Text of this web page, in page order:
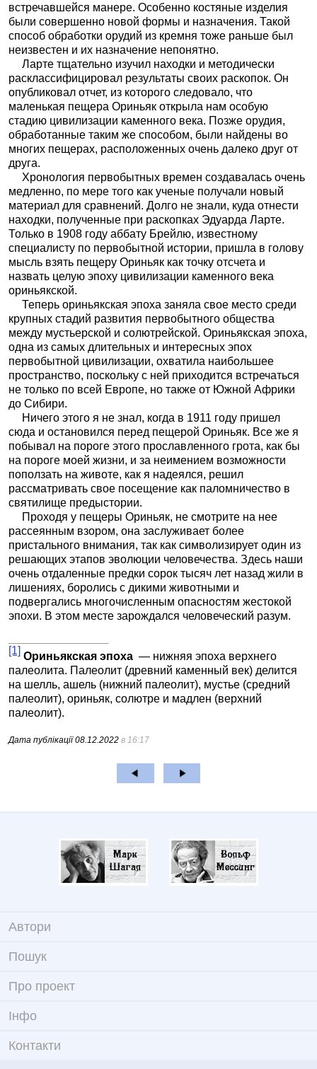
встречавшейся манере. Особенно костяные изделия
были совершенно новой формы и назначения. Такой
способ обработки орудий из кремня тоже раньше был
неизвестен и их назначение непонятно.
Ларте тщательно изучил находки и методически
расклассифицировал результаты своих раскопок. Он
опубликовал отчет, из которого следовало, что
маленькая пещера Ориньяк открыла нам особую
стадию цивилизации каменного века. Позже орудия,
обработанные таким же способом, были найдены во
многих пещерах, расположенных очень далеко друг от
друга.
Хронология первобытных времен создавалась очень
медленно, по мере того как ученые получали новый
материал для сравнений. Долго не знали, куда отнести
находки, полученные при раскопках Эдуарда Ларте.
Только в 1908 году аббату Брейлю, известному
специалисту по первобытной истории, пришла в голову
мысль взять пещеру Ориньяк как точку отсчета и
назвать целую эпоху цивилизации каменного века
ориньякской.
Теперь ориньякская эпоха заняла свое место среди
крупных стадий развития первобытного общества
между мустьерской и солютрейской. Ориньякская эпоха,
одна из самых длительных и интересных эпох
первобытной цивилизации, охватила наибольшее
пространство, поскольку с ней приходится встречаться
не только по всей Европе, но также от Южной Африки
до Сибири.
Ничего этого я не знал, когда в 1911 году пришел
сюда и остановился перед пещерой Ориньяк. Все же я
побывал на пороге этого прославленного грота, как бы
на пороге моей жизни, и за неимением возможности
поползать на животе, как я надеялся, решил
рассматривать свое посещение как паломничество в
святилище предыстории.
Проходя у пещеры Ориньяк, не смотрите на нее
рассеянным взором, она заслуживает более
пристального внимания, так как символизирует один из
решающих этапов эволюции человечества. Здесь наши
очень отдаленные предки сорок тысяч лет назад жили в
лишениях, боролись с дикими животными и
подвергались многочисленным опасностям жестокой
эпохи. В этом месте зарождался человеческий разум.
[1] Ориньякская эпоха — нижняя эпоха верхнего
палеолита. Палеолит (древний каменный век) делится
на шелль, ашель (нижний палеолит), мустье (средний
палеолит), ориньяк, солютре и мадлен (верхний
палеолит).
Дата публікації08.12.2022 в 16:17
Автори
Пошук
Про проект
Iнфо
Контакти